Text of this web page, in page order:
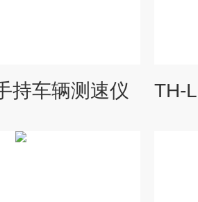
持车辆测速仪